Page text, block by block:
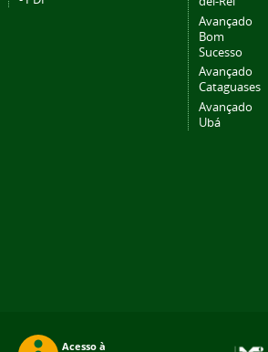
Avançado
Bom
Sucesso
Avançado
Cataguases
Avançado
Ubá